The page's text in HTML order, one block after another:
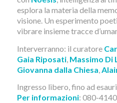
esplora la materia della
visione. Un esperimento
vibrare insieme tracce
Interverranno: il curatore
Gaia Riposati, Massimo Di
Giovanna dalla Chiesa
Ingresso libero, fino ad
Per informazioni: 080-